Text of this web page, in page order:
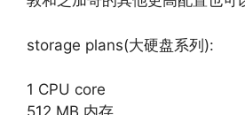
storage plans(大硬盘系列):
1 CPU core